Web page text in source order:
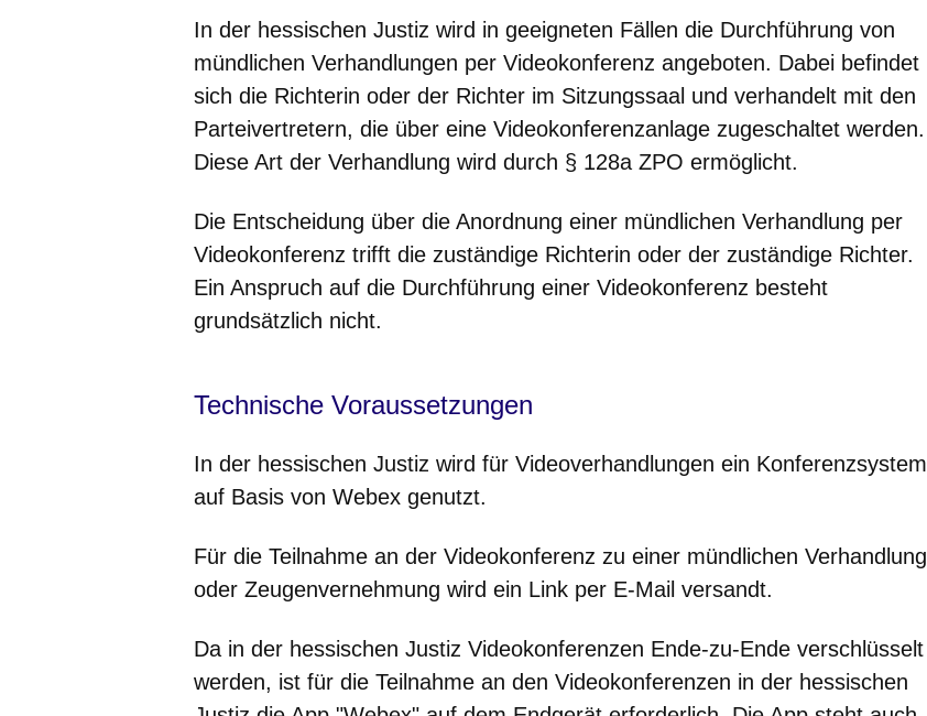
In der hessischen Justiz wird in geeigneten Fällen die Durchführung von
mündlichen Verhandlungen per Videokonferenz angeboten. Dabei befindet
sich die Richterin oder der Richter im Sitzungssaal und verhandelt mit den
Parteivertretern, die über eine Videokonferenzanlage zugeschaltet werden.
Diese Art der Verhandlung wird durch § 128a ZPO ermöglicht.
Die Entscheidung über die Anordnung einer mündlichen Verhandlung per
Videokonferenz trifft die zuständige Richterin oder der zuständige Richter.
Ein Anspruch auf die Durchführung einer Videokonferenz besteht
grundsätzlich nicht.
Technische Voraussetzungen
In der hessischen Justiz wird für Videoverhandlungen ein Konferenzsystem
auf Basis von Webex genutzt.
Für die Teilnahme an der Videokonferenz zu einer mündlichen Verhandlung
oder Zeugenvernehmung wird ein Link per E-Mail versandt.
Da in der hessischen Justiz Videokonferenzen Ende-zu-Ende verschlüsselt
werden, ist für die Teilnahme an den Videokonferenzen in der hessischen